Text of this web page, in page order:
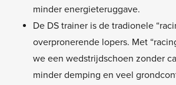
minder energieteruggave.
De DS trainer is de tradionele
overpronerende lopers. Met
we een wedstrijdschoen zonder
minder demping en veel